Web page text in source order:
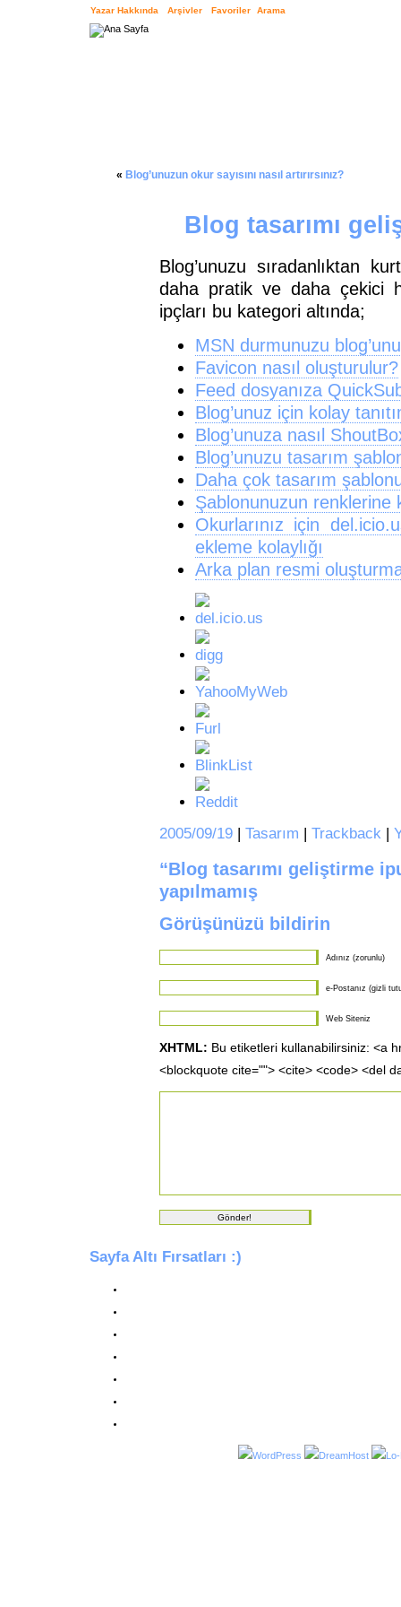
Yazar Hakkında Arşivler Favoriler Arama
« Blog’unuzun okur sayısını nasıl artırırsınız?
Blog tasarımı
Blog’unuzu sıradanlıktan
daha pratik ve daha çekici
ipçları bu kategori altında;
MSN durmunuzu
Favicon nasıl oluşturulur?
Feed dosyanıza
Blog’unuz için kolay
Blog’unuza nasıl
Blog’unuzu tasarım
Daha çok tasarım
Şablonunuzun
Okurlarınız için
ekleme kolaylığı
Arka plan resmi
2005/09/19| Tasarım Trackback|
“Blog tasarımı geliştirme
yapılmamış
Görüşünüzü bildirin
Adınız (zorunlu)
e-Postanız (gizli
Web Siteniz
XHTML: Bu etiketleri kullanabilirsiniz: <a
<blockquote cite=""> <cite> <code> <del
Sayfa Altı Fırsatları :)